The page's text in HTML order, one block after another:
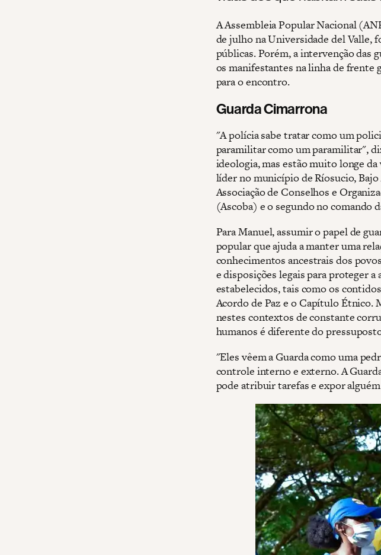
A Assembleia Popular Nacional
de julho na Universidade del Valle,
públicas. Porém, a intervenção das
os manifestantes na linha de frente
para o encontro.
Guarda Cimarrona
"A polícia sabe tratar como um
paramilitar como um paramilitar",
ideologia, mas estão muito longe
líder no município de Ríosucio,
Associação de Conselhos e
(Ascoba) e o segundo no comando
Para Manuel, assumir o papel de
popular que ajuda a manter uma
conhecimentos ancestrais dos
e disposições legais para proteger
estabelecidos, tais como os
Acordo de Paz e o Capítulo Étnico.
nestes contextos de constante
humanos é diferente do
"Eles vêem a Guarda como uma
controle interno e externo. A
pode atribuir tarefas e expor